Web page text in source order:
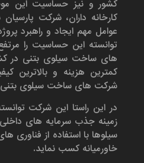
کشور و نیز حساسیت این
کارخانه داران، شرکت
عوامل مهم ایجاد و راهبرد
توانسته این حساسیت را
های ساخت سیلوی بتنی در
کمترین هزینه و بالاترین
شرکت های ساخت سیلوی بتنی
در این راستا این شرکت
زمینه جذب سرمایه های
سیلوها با استفاده از فناوری
خاورمیانه کسب نماید.